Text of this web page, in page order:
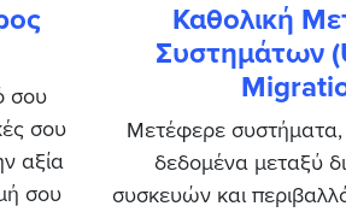
σου
σου
αξία
σου
Καθολική
Συστημάτων
Μετέφερε
δεδομένα μεταξύ
συσκευών και